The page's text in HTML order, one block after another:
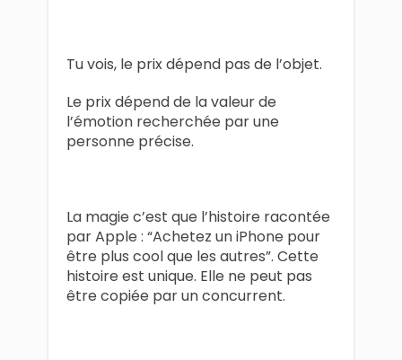
Tu vois, le prix dépend pas de l’objet.
Le prix dépend de la valeur de
l’émotion recherchée par une
personne précise.
La magie c’est que l’histoire racontée
par Apple : “Achetez un iPhone pour
être plus cool que les autres”. Cette
histoire est unique. Elle ne peut pas
être copiée par un concurrent.